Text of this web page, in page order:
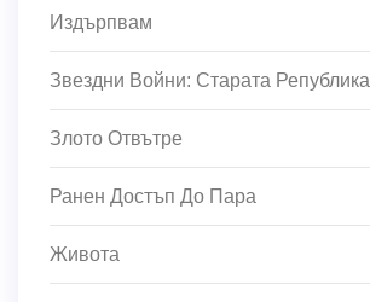
Издърпвам
Звездни Войни: Старата Република
Злото Отвътре
Ранен Достъп До Пара
Живота